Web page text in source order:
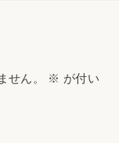
せん。 ※ が付い